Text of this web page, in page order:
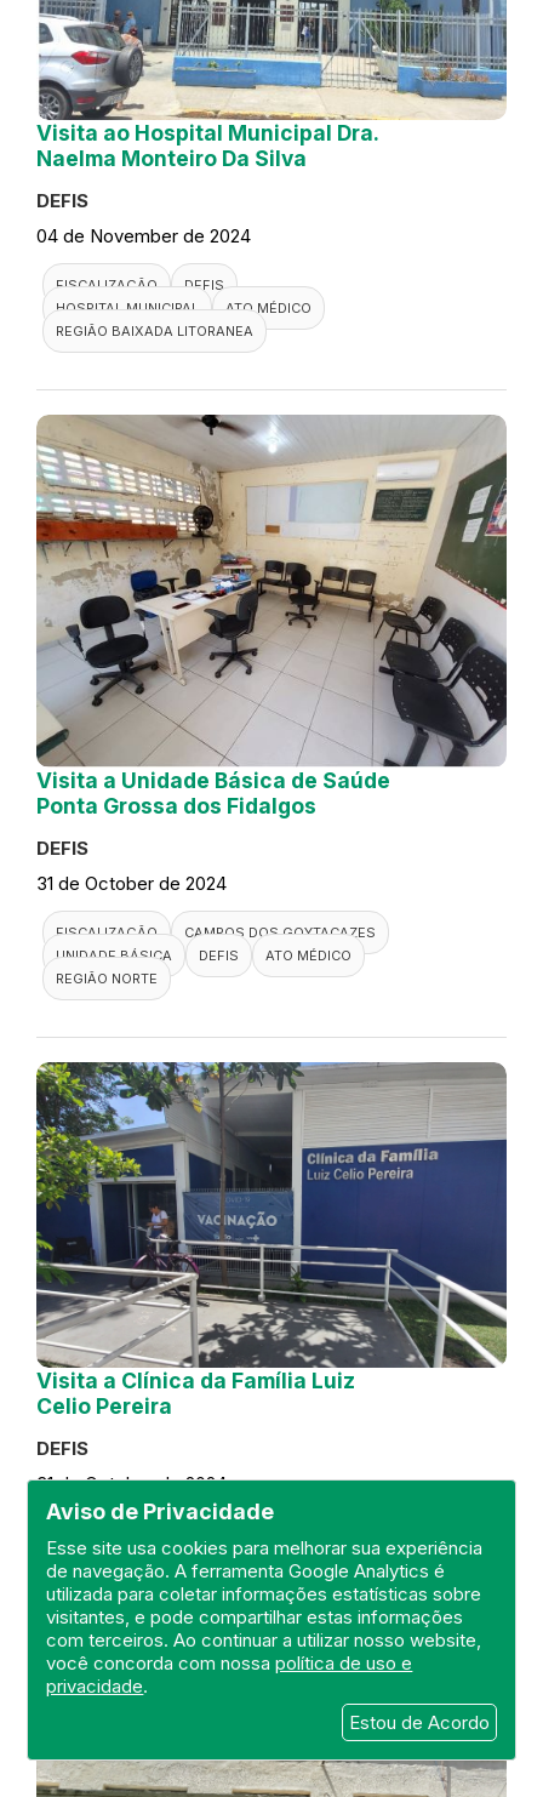
Aviso de Privacidade
Esse site usa cookies para melhorar sua experiência
de navegação. A ferramenta Google Analytics é
utilizada para coletar informações estatísticas sobre
visitantes, e pode compartilhar estas informações
com terceiros. Ao continuar a utilizar nosso website,
você concorda com nossapolítica de uso e
privacidade.
Estou de Acordo
Visita ao Hospital Municipal Dra.
Naelma Monteiro Da Silva
DEFIS
04 de November de 2024
FISCALIZAÇÃO
DEFIS
HOSPITAL MUNICIPAL
ATO MÉDICO
REGIÃO BAIXADA LITORANEA
Visita a Unidade Básica de Saúde
Ponta Grossa dos Fidalgos
DEFIS
31 de October de 2024
FISCALIZAÇÃO
CAMPOS DOS GOYTACAZES
UNIDADE BÁSICA
DEFIS
ATO MÉDICO
REGIÃO NORTE
Visita a Clínica da Família Luiz
Celio Pereira
DEFIS
31 de October de 2024
REGIÃO METROPOLITANA
DEFIS
ATO MÉDICO
CLÍNICA DA FAMÍLIA